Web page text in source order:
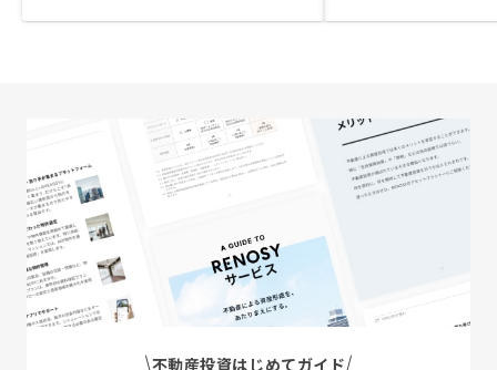
不動産投資はじめてガイド